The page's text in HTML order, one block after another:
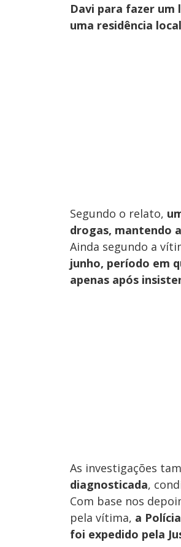
Davi para fazer um
uma residência
Segundo o relato,
drogas, mantendo
Ainda segundo a
junho, período em
apenas após
As investigações
diagnosticada,
Com base nos
pela vítima, a
foi expedido pela